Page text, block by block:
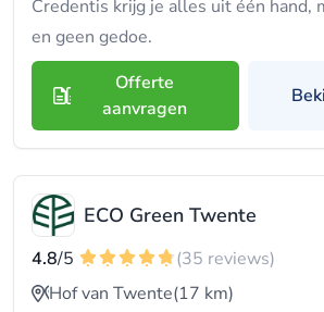
Credentis krijg je alles uit één hand,
en geen gedoe.
Offerte
aanvragen
ECO Green Twente
4.8/5
(35 reviews)
Hof van Twente(17 km)